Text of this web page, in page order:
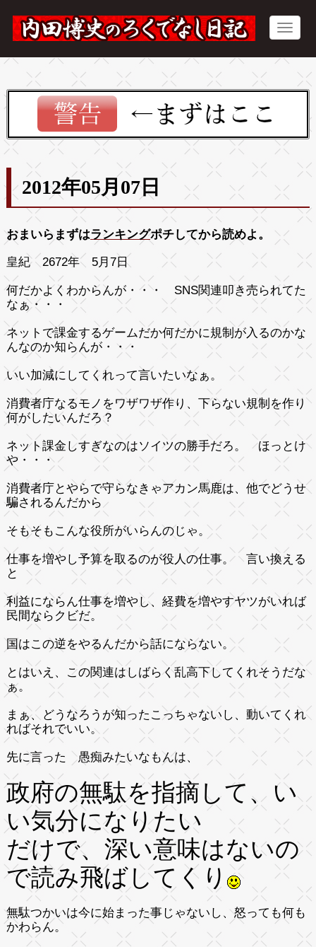
2012年05月07日
おまいらまずはランキングポチしてから読めよ。
皇紀 2672年 5月7日
何だかよくわからんが・・・ SNS関連叩き売られてた
なぁ・・・
ネットで課金するゲームだか何だかに規制が入るのかな
んなのか知らんが・・・
いい加減にしてくれって言いたいなぁ。
消費者庁なるモノをワザワザ作り、下らない規制を作り
何がしたいんだろ？
ネット課金しすぎなのはソイツの勝手だろ。 ほっとけ
や・・・
消費者庁とやらで守らなきゃアカン馬鹿は、他でどうせ
騙されるんだから
そもそもこんな役所がいらんのじゃ。
仕事を増やし予算を取るのが役人の仕事。 言い換える
と
利益にならん仕事を増やし、経費を増やすヤツがいれば
民間ならクビだ。
国はこの逆をやるんだから話にならない。
とはいえ、この関連はしばらく乱高下してくれそうだな
ぁ。
まぁ、どうなろうが知ったこっちゃないし、動いてくれ
ればそれでいい。
先に言った 愚痴みたいなもんは、
政府の無駄を指摘して、い
い気分になりたい
だけで、深い意味はないの
で読み飛ばしてくり
無駄つかいは今に始まった事じゃないし、怒っても何も
かわらん。